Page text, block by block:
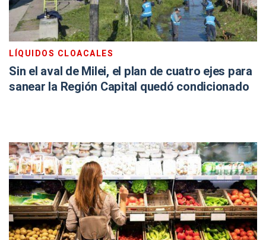
LÍQUIDOS CLOACALES
Sin el aval de Milei, el plan de cuatro ejes para
sanear la Región Capital quedó condicionado